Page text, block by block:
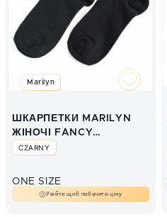
Marilyn
ШКАРПЕТКИ MARILYN
ЖІНОЧІ FANCY
CRYSTALS
CZARNY
ONE SIZE
Увійти щоб побачити ціну